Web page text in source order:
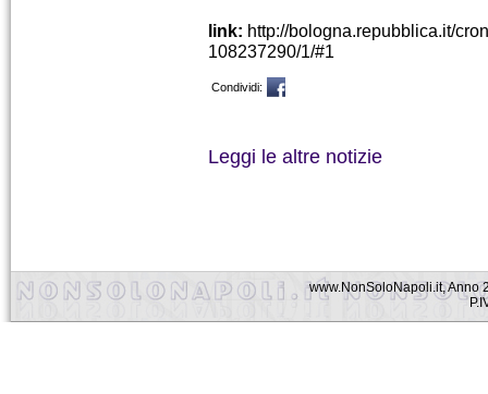
link: http://bologna.repubblica.it/
108237290/1/#1
Condividi:
Leggi le altre notizie
www.NonSoloNapoli.it, Anno